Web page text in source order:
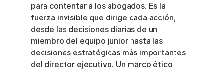
para contentar a los abogados. Es la
fuerza invisible que dirige cada acción,
desde las decisiones diarias de un
miembro del equipo junior hasta las
decisiones estratégicas más importantes
del director ejecutivo. Un marco ético